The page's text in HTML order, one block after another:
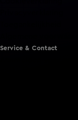
Service & Contact